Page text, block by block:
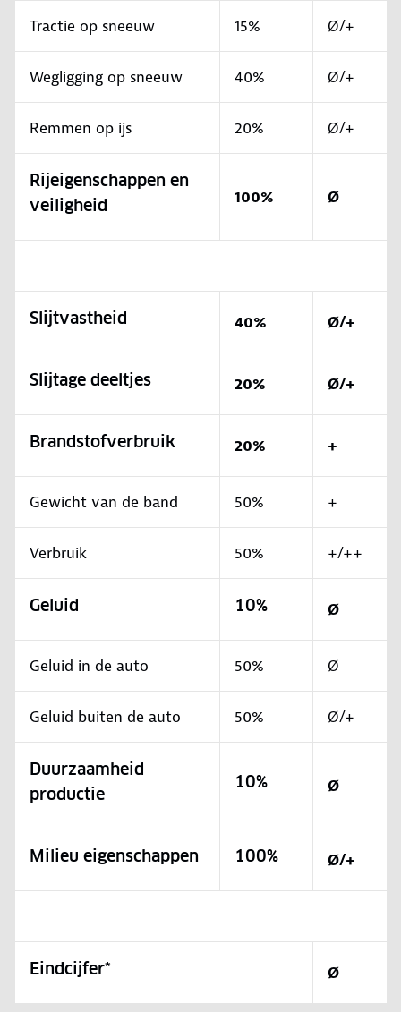
Tractie op sneeuw 15% Ø/+
Wegligging op sneeuw 40% Ø/+
Remmen op ijs 20% Ø/+
Rijeigenschappen en
veiligheid
100% Ø
Slijtvastheid 40% Ø/+
Slijtage deeltjes 20% Ø/+
Brandstofverbruik 20% +
Gewicht van de band 50% +
Verbruik 50% +/++
Geluid 10% Ø
Geluid in de auto 50% Ø
Geluid buiten de auto 50% Ø/+
Duurzaamheid
productie
10% Ø
Milieu eigenschappen 100% Ø/+
Eindcijfer* Ø